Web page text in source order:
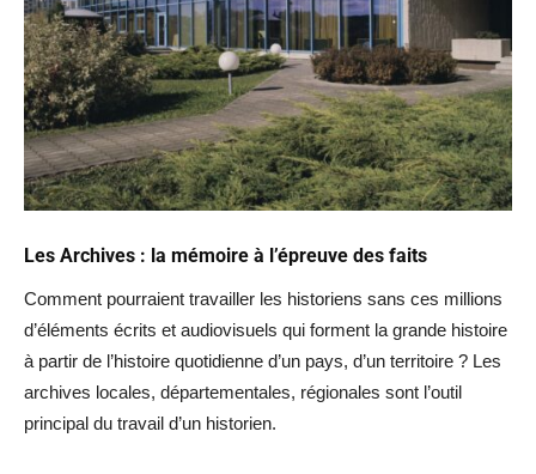
Les Archives : la mémoire à l’épreuve des faits
Comment pourraient travailler les historiens sans ces millions
d’éléments écrits et audiovisuels qui forment la grande histoire
à partir de l’histoire quotidienne d’un pays, d’un territoire ? Les
archives locales, départementales, régionales sont l’outil
principal du travail d’un historien.